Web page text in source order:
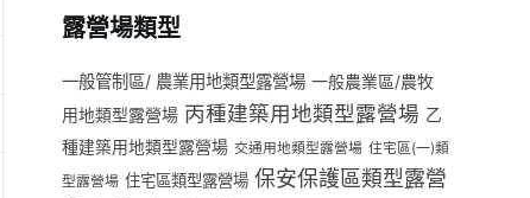
露營場類型
一般管制區/ 農業用地類型露營場 一般農業區/農牧
用地類型露營場 丙種建築用地類型露營場 乙
種建築用地類型露營場 交通用地類型露營場 住宅區(一)類
型露營場 住宅區類型露營場 保安保護區類型露營